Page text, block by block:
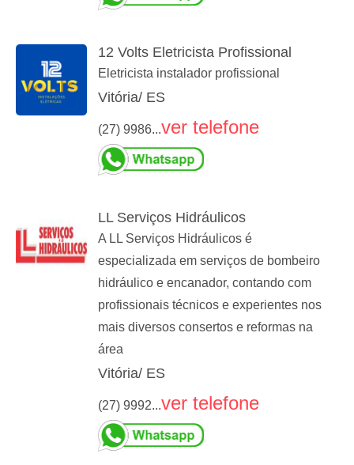
12 Volts Eletricista Profissional
Eletricista instalador profissional
Vitória/ ES
(27) 9986...ver telefone
LL Serviços Hidráulicos
A LL Serviços Hidráulicos é
especializada em serviços de bombeiro
hidráulico e encanador, contando com
profissionais técnicos e experientes nos
mais diversos consertos e reformas na
área
Vitória/ ES
(27) 9992...ver telefone